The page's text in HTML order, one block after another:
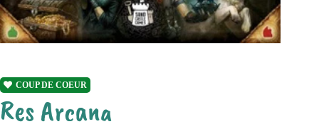
COUP DE COEUR
Res Arcana